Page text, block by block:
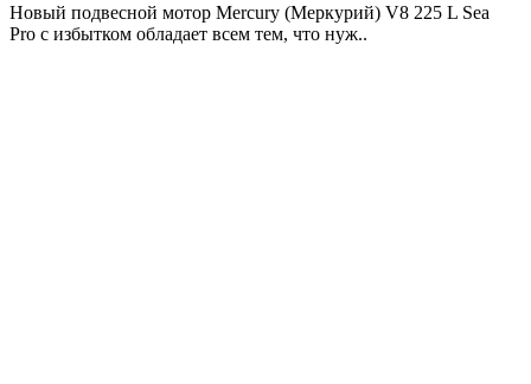
Новый подвесной мотор Mercury (Меркурий) V8 225 L Sea
Pro с избытком обладает всем тем, что нуж..